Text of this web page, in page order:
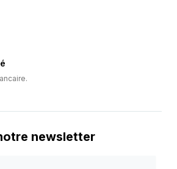
newsletter